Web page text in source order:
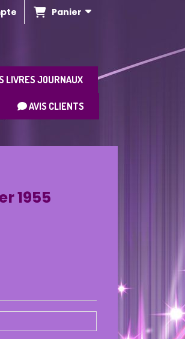
Panier
LIVRES JOURNAUX
AVIS CLIENTS
1955